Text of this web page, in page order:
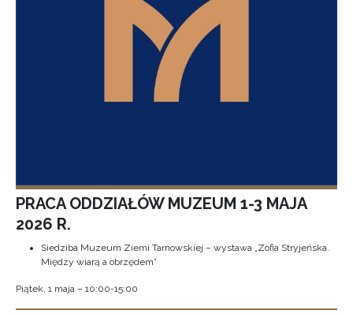
PRACA ODDZIAŁÓW MUZEUM 1-3 MAJA
2026 R.
Siedziba Muzeum Ziemi Tarnowskiej – wystawa „Zofia Stryjeńska.
Między wiarą a obrzędem”
Piątek, 1 maja – 10:00-15:00